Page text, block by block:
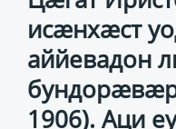
исæнхæст
аййевадон
1906). Аци